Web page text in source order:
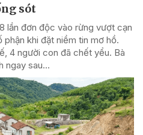
sót
lần đơn độc vào rừng vượt cạn
khi đặt niềm tin mơ hồ.
4 người con đã chết yểu. Bà
ngay sau...